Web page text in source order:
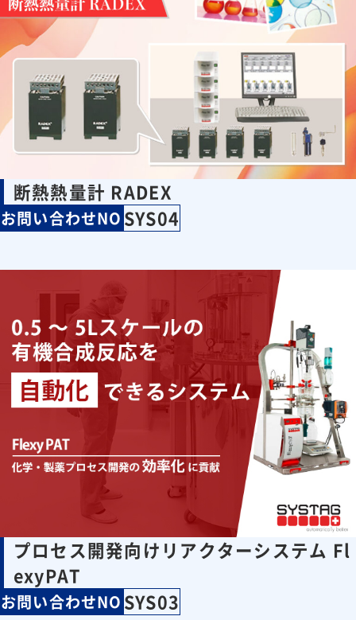
断熱熱量計 RADEX
お問い合わせNO SYS04
プロセス開発向けリアクターシステム Fl
exyPAT
お問い合わせNO SYS03